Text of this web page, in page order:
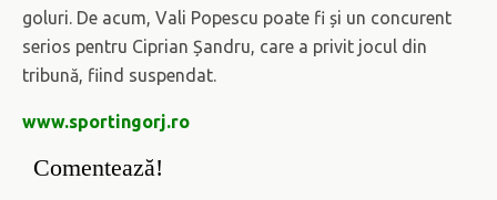
goluri. De acum, Vali Popescu poate fi și un concurent
serios pentru Ciprian Șandru, care a privit jocul din
tribună, fiind suspendat.
www.sportingorj.ro
Comentează!